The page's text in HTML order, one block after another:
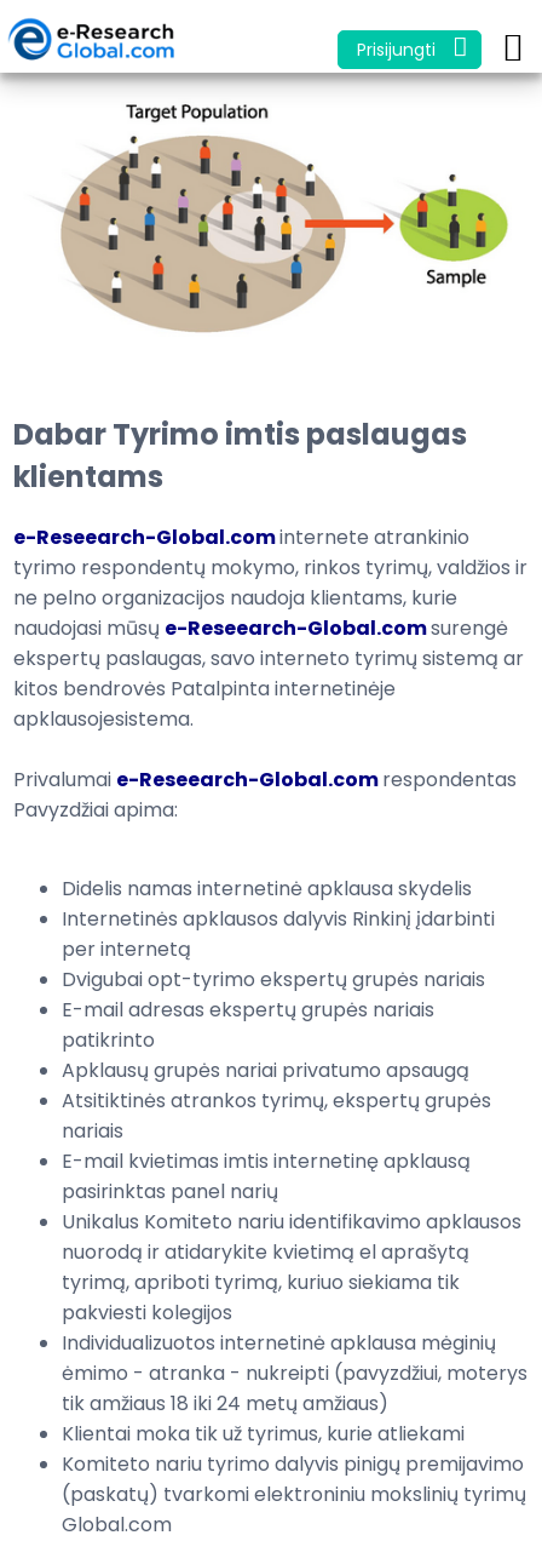
Prisijungti
Dabar Tyrimo imtis paslaugas
klientams
e-Reseearch-Global.cominternete atrankinio
tyrimo respondentų mokymo, rinkos tyrimų, valdžios ir
ne pelno organizacijos naudoja klientams, kurie
naudojasi mūsų e-Reseearch-Global.comsurengė
ekspertų paslaugas,savo interneto tyrimų sistemą ar
kitos bendrovės Patalpintainternetinėje
apklausojesistema.
Privalumai e-Reseearch-Global.comrespondentas
Pavyzdžiaiapima:
Didelis namas internetinė apklausaskydelis
Internetinės apklausosdalyvis Rinkinį įdarbinti
per internetą
Dvigubai opt-tyrimoekspertų grupės nariais
E-mailadresas ekspertų grupės nariais
patikrinto
Apklausųgrupės nariai privatumo apsaugą
Atsitiktinės atrankos tyrimų,ekspertų grupės
nariais
E-mail kvietimas imtis internetinęapklausą
pasirinktas panel narių
Unikalus Komiteto nariuidentifikavimo apklausos
nuorodą ir atidarykite kvietimą elaprašytą
tyrimą, apriboti tyrimą, kuriuo siekiama tik
pakviesti kolegijos
Individualizuotosinternetinė apklausa mėginių
ėmimo - atranka - nukreipti (pavyzdžiui, moterys
tikamžiaus 18 iki 24 metų amžiaus)
Klientai moka tikuž tyrimus, kurie atliekami
Komiteto nariu tyrimo dalyvis pinigų premijavimo
(paskatų) tvarkomielektroniniu mokslinių tyrimų
Global.com